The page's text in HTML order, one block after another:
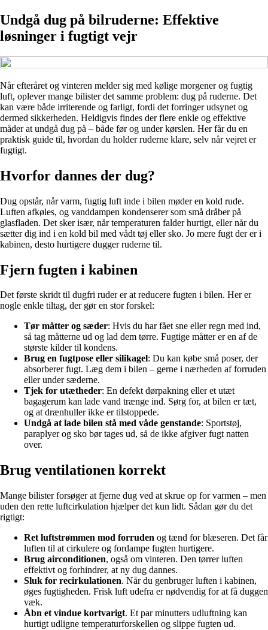
Undgå dug på bilruderne: Effektive
løsninger i fugtigt vejr
Når efteråret og vinteren melder sig med kølige morgener og fugtig
luft, oplever mange bilister det samme problem: dug på ruderne. Det
kan være både irriterende og farligt, fordi det forringer udsynet og
dermed sikkerheden. Heldigvis findes der flere enkle og effektive
måder at undgå dug på – både før og under kørslen. Her får du en
praktisk guide til, hvordan du holder ruderne klare, selv når vejret er
fugtigt.
Hvorfor dannes der dug?
Dug opstår, når varm, fugtig luft inde i bilen møder en kold rude.
Luften afkøles, og vanddampen kondenserer som små dråber på
glasfladen. Det sker især, når temperaturen falder hurtigt, eller når du
sætter dig ind i en kold bil med vådt tøj eller sko. Jo mere fugt der er i
kabinen, desto hurtigere dugger ruderne til.
Fjern fugten i kabinen
Det første skridt til dugfri ruder er at reducere fugten i bilen. Her er
nogle enkle tiltag, der gør en stor forskel:
Tør måtter og sæder: Hvis du har fået sne eller regn med ind,
så tag måtterne ud og lad dem tørre. Fugtige måtter er en af de
største kilder til kondens.
Brug en fugtpose eller silikagel: Du kan købe små poser, der
absorberer fugt. Læg dem i bilen – gerne i nærheden af forruden
eller under sæderne.
Tjek for utætheder: En defekt dørpakning eller et utæt
bagagerum kan lade vand trænge ind. Sørg for, at bilen er tæt,
og at drænhuller ikke er tilstoppede.
Undgå at lade bilen stå med våde genstande: Sportstøj,
paraplyer og sko bør tages ud, så de ikke afgiver fugt natten
over.
Brug ventilationen korrekt
Mange bilister forsøger at fjerne dug ved at skrue op for varmen – men
uden den rette luftcirkulation hjælper det kun lidt. Sådan gør du det
rigtigt:
Ret luftstrømmen mod forruden og tænd for blæseren. Det får
luften til at cirkulere og fordampe fugten hurtigere.
Brug airconditionen, også om vinteren. Den tørrer luften
effektivt og forhindrer, at ny dug dannes.
Sluk for recirkulationen. Når du genbruger luften i kabinen,
øges fugtigheden. Frisk luft udefra er nødvendig for at få duggen
væk.
Åbn et vindue kortvarigt. Et par minutters udluftning kan
hurtigt udligne temperaturforskellen og slippe fugten ud.